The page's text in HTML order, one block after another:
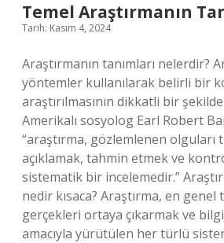
Temel Araştırmanın
Tarih: Kasım 4, 2024
Araştırmanın tanımları nelerdir?
yöntemler kullanılarak belirli bir
araştırılmasının dikkatli bir şekilde
Amerikalı sosyolog Earl Robert
“araştırma, gözlemlenen olguları
açıklamak, tahmin etmek ve
sistematik bir incelemedir.”
nedir kısaca? Araştırma, en genel
gerçekleri ortaya çıkarmak ve
amacıyla yürütülen her türlü